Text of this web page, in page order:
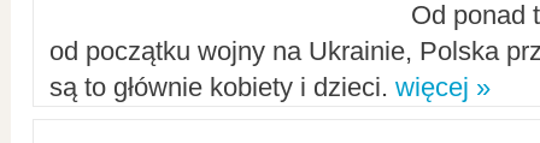
Od ponad
od początku wojny na Ukrainie, Polska
są to głównie kobiety i dzieci. więcej »